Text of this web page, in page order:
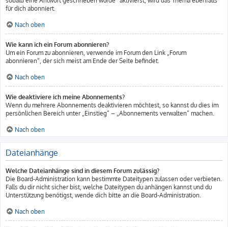
für dich abonniert.
Nach oben
Wie kann ich ein Forum abonnieren?
Um ein Forum zu abonnieren, verwende im Forum den Link „Forum
abonnieren“, der sich meist am Ende der Seite befindet.
Nach oben
Wie deaktiviere ich meine Abonnements?
Wenn du mehrere Abonnements deaktivieren möchtest, so kannst du dies im
persönlichen Bereich unter „Einstieg“ – „Abonnements verwalten“ machen.
Nach oben
Dateianhänge
Welche Dateianhänge sind in diesem Forum zulässig?
Die Board-Administration kann bestimmte Dateitypen zulassen oder verbieten.
Falls du dir nicht sicher bist, welche Dateitypen du anhängen kannst und du
Unterstützung benötigst, wende dich bitte an die Board-Administration.
Nach oben